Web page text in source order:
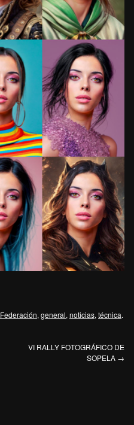
Federación, general, noticias, técnica.
VI RALLY FOTOGRÁFICO DE
SOPELA →